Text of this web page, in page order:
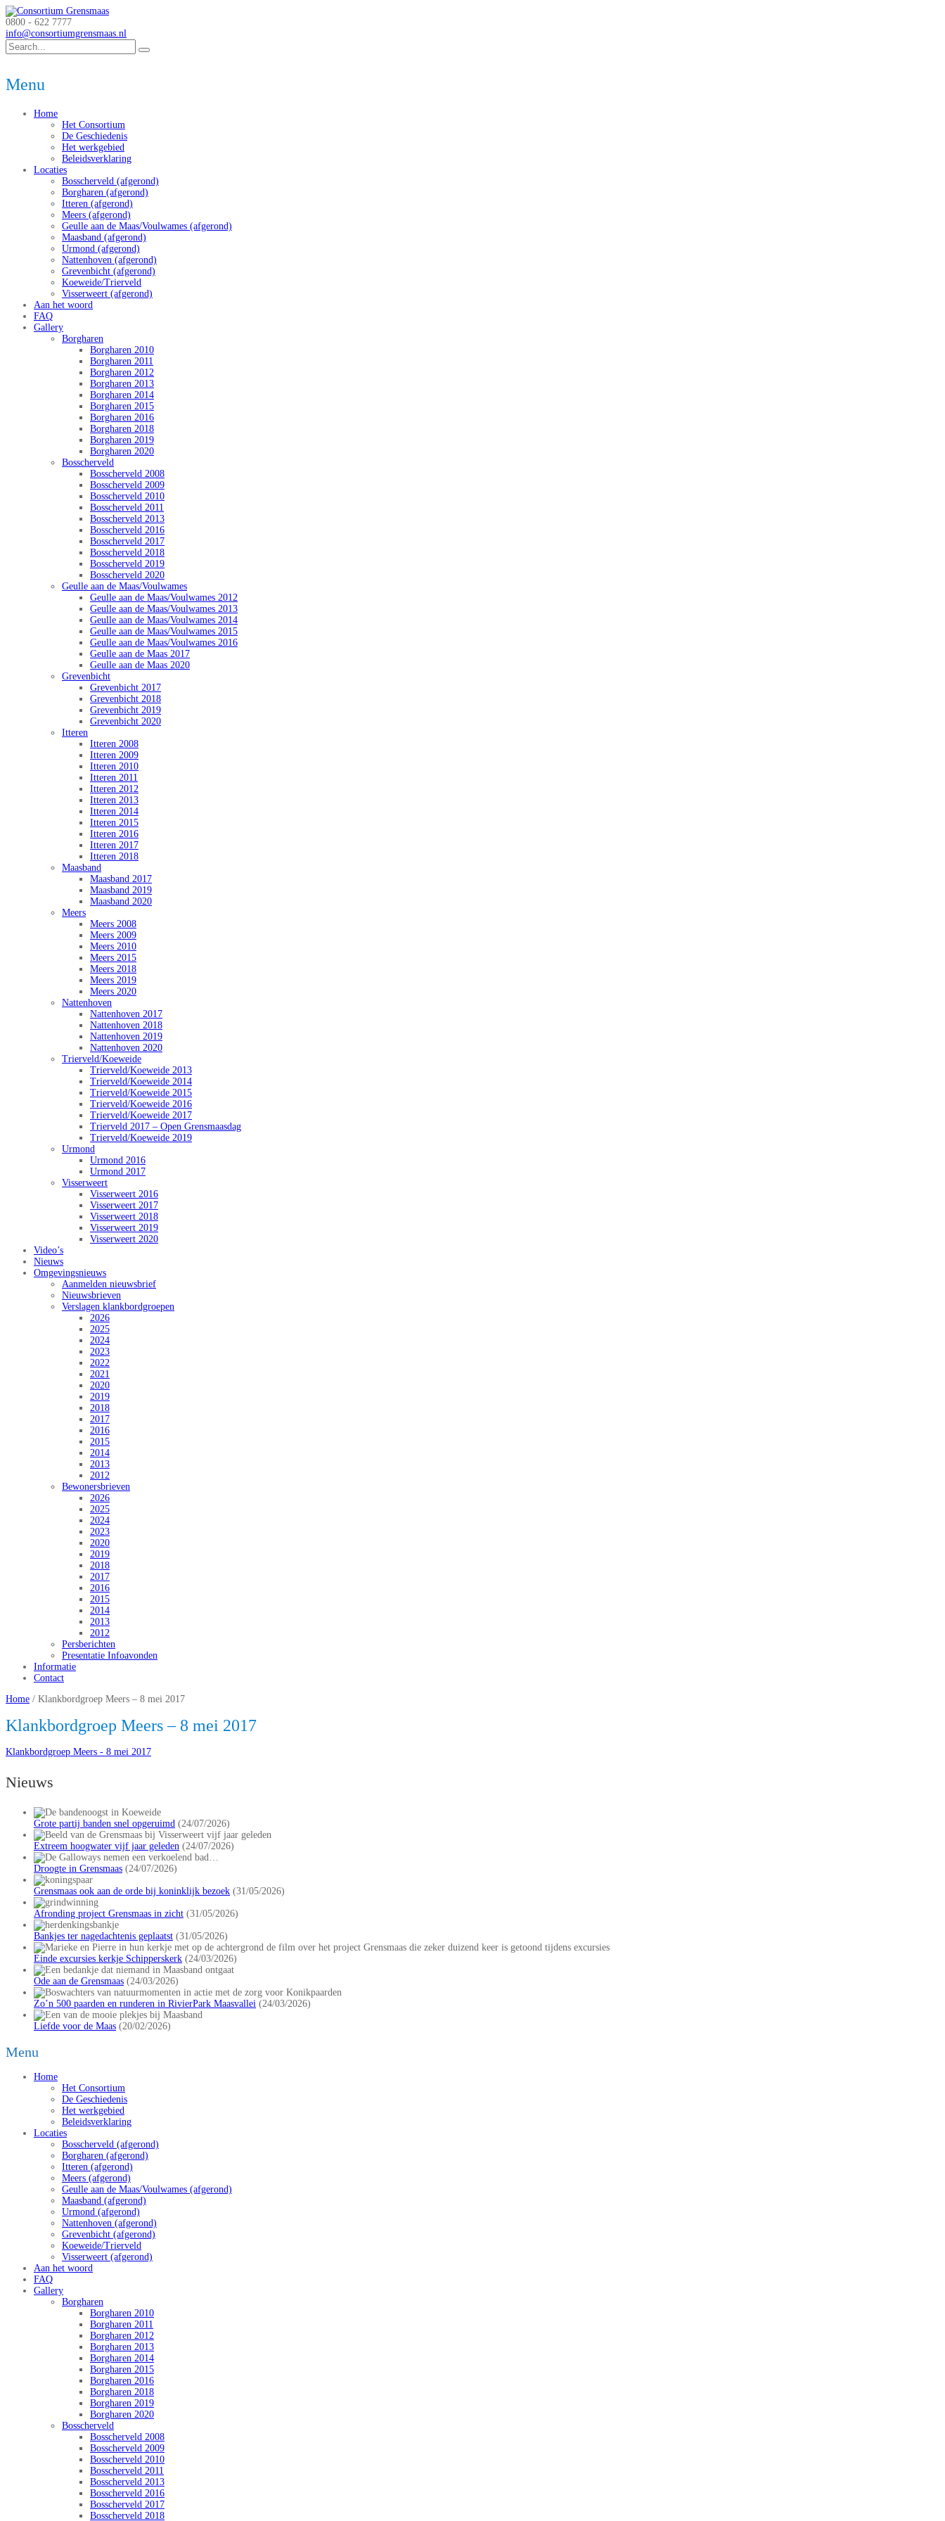
0800 - 622 7777
info@consortiumgrensmaas.nl
Menu
Home
Het Consortium
De Geschiedenis
Het werkgebied
Beleidsverklaring
Locaties
Bosscherveld (afgerond)
Borgharen (afgerond)
Itteren (afgerond)
Meers (afgerond)
Geulle aan de Maas/Voulwames (afgerond)
Maasband (afgerond)
Urmond (afgerond)
Nattenhoven (afgerond)
Grevenbicht (afgerond)
Koeweide/Trierveld
Visserweert (afgerond)
Aan het woord
FAQ
Gallery
Borgharen
Borgharen 2010
Borgharen 2011
Borgharen 2012
Borgharen 2013
Borgharen 2014
Borgharen 2015
Borgharen 2016
Borgharen 2018
Borgharen 2019
Borgharen 2020
Bosscherveld
Bosscherveld 2008
Bosscherveld 2009
Bosscherveld 2010
Bosscherveld 2011
Bosscherveld 2013
Bosscherveld 2016
Bosscherveld 2017
Bosscherveld 2018
Bosscherveld 2019
Bosscherveld 2020
Geulle aan de Maas/Voulwames
Geulle aan de Maas/Voulwames 2012
Geulle aan de Maas/Voulwames 2013
Geulle aan de Maas/Voulwames 2014
Geulle aan de Maas/Voulwames 2015
Geulle aan de Maas/Voulwames 2016
Geulle aan de Maas 2017
Geulle aan de Maas 2020
Grevenbicht
Grevenbicht 2017
Grevenbicht 2018
Grevenbicht 2019
Grevenbicht 2020
Itteren
Itteren 2008
Itteren 2009
Itteren 2010
Itteren 2011
Itteren 2012
Itteren 2013
Itteren 2014
Itteren 2015
Itteren 2016
Itteren 2017
Itteren 2018
Maasband
Maasband 2017
Maasband 2019
Maasband 2020
Meers
Meers 2008
Meers 2009
Meers 2010
Meers 2015
Meers 2018
Meers 2019
Meers 2020
Nattenhoven
Nattenhoven 2017
Nattenhoven 2018
Nattenhoven 2019
Nattenhoven 2020
Trierveld/Koeweide
Trierveld/Koeweide 2013
Trierveld/Koeweide 2014
Trierveld/Koeweide 2015
Trierveld/Koeweide 2016
Trierveld/Koeweide 2017
Trierveld 2017 – Open Grensmaasdag
Trierveld/Koeweide 2019
Urmond
Urmond 2016
Urmond 2017
Visserweert
Visserweert 2016
Visserweert 2017
Visserweert 2018
Visserweert 2019
Visserweert 2020
Video’s
Nieuws
Omgevingsnieuws
Aanmelden nieuwsbrief
Nieuwsbrieven
Verslagen klankbordgroepen
2026
2025
2024
2023
2022
2021
2020
2019
2018
2017
2016
2015
2014
2013
2012
Bewonersbrieven
2026
2025
2024
2023
2020
2019
2018
2017
2016
2015
2014
2013
2012
Persberichten
Presentatie Infoavonden
Informatie
Contact
Home / Klankbordgroep Meers – 8 mei 2017
Klankbordgroep Meers – 8 mei 2017
Klankbordgroep Meers - 8 mei 2017
Nieuws
Grote partij banden snel opgeruimd (24/07/2026)
Extreem hoogwater vijf jaar geleden (24/07/2026)
Droogte in Grensmaas (24/07/2026)
Grensmaas ook aan de orde bij koninklijk bezoek (31/05/2026)
Afronding project Grensmaas in zicht (31/05/2026)
Bankjes ter nagedachtenis geplaatst (31/05/2026)
Einde excursies kerkje Schipperskerk (24/03/2026)
Ode aan de Grensmaas (24/03/2026)
Zo’n 500 paarden en runderen in RivierPark Maasvallei (24/03/2026)
Liefde voor de Maas (20/02/2026)
Menu
Home
Het Consortium
De Geschiedenis
Het werkgebied
Beleidsverklaring
Locaties
Bosscherveld (afgerond)
Borgharen (afgerond)
Itteren (afgerond)
Meers (afgerond)
Geulle aan de Maas/Voulwames (afgerond)
Maasband (afgerond)
Urmond (afgerond)
Nattenhoven (afgerond)
Grevenbicht (afgerond)
Koeweide/Trierveld
Visserweert (afgerond)
Aan het woord
FAQ
Gallery
Borgharen
Borgharen 2010
Borgharen 2011
Borgharen 2012
Borgharen 2013
Borgharen 2014
Borgharen 2015
Borgharen 2016
Borgharen 2018
Borgharen 2019
Borgharen 2020
Bosscherveld
Bosscherveld 2008
Bosscherveld 2009
Bosscherveld 2010
Bosscherveld 2011
Bosscherveld 2013
Bosscherveld 2016
Bosscherveld 2017
Bosscherveld 2018